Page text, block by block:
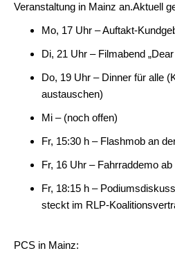
Veranstaltung in Mainz an.Aktuell
Mo, 17 Uhr – Auftakt-
Di, 21 Uhr – Filmabend
Do, 19 Uhr – Dinner für alle
austauschen)
Mi – (noch offen)
Fr, 15:30 h – Flashmob an
Fr, 16 Uhr – Fahrraddemo
Fr, 18:15 h –
steckt im RLP-
PCS in Mainz: